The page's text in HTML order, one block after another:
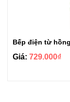
Bếp điện từ
Giá: 729.000₫